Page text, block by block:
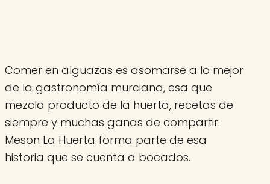
Comer en alguazas es asomarse a lo mejor
de la gastronomía murciana, esa que
mezcla producto de la huerta, recetas de
siempre y muchas ganas de compartir.
Meson La Huerta forma parte de esa
historia que se cuenta a bocados.